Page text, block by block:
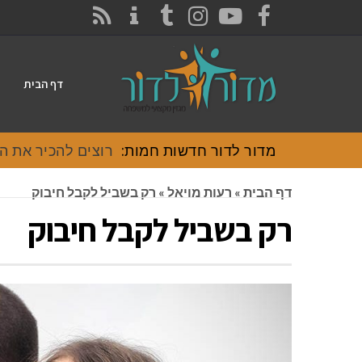
FACEBOOK
YOUTUBE
INSTAGRAM
TUMBLR
דף הבית
מדור לדור חדשות חמות: רוצים להכיר את
דף הבית » רעות מויאל » רק בשביל לקבל חיבוק
רק בשביל לקבל חיבוק